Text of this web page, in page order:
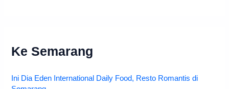
Ke Semarang
Ini Dia Eden International Daily Food, Resto Romantis di